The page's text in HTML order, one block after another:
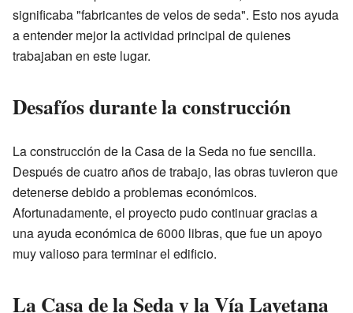
significaba "fabricantes de velos de seda". Esto nos ayuda
a entender mejor la actividad principal de quienes
trabajaban en este lugar.
Desafíos durante la construcción
La construcción de la Casa de la Seda no fue sencilla.
Después de cuatro años de trabajo, las obras tuvieron que
detenerse debido a problemas económicos.
Afortunadamente, el proyecto pudo continuar gracias a
una ayuda económica de 6000 libras, que fue un apoyo
muy valioso para terminar el edificio.
La Casa de la Seda y la Vía Layetana